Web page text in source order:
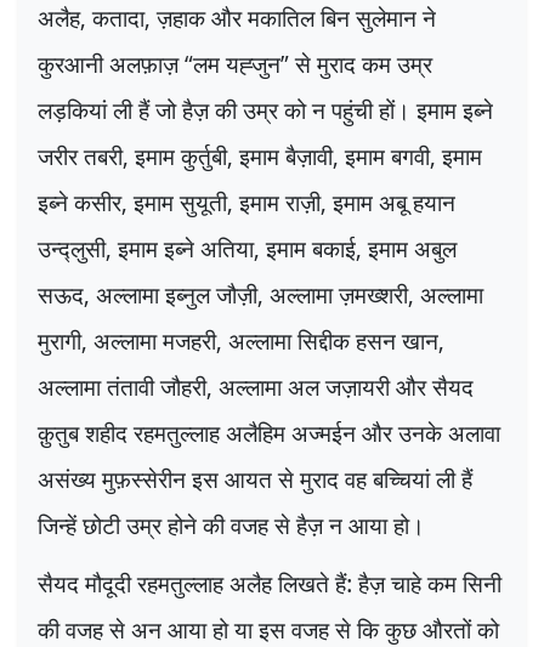
अलैह,कतादा,ज़हाक और मकातिल बिन सुलेमान ने
कुरआनी अलफ़ाज़“लम यह्जुन”से मुराद कम उम्र
लड़कियां ली हैं जो हैज़ की उम्र को न पहुंची हों। इमाम इब्ने
जरीर तबरी,इमाम कुर्तुबी,इमाम बैज़ावी,इमाम बगवी,इमाम
इब्ने कसीर,इमाम सुयूती,इमाम राज़ी,इमाम अबू हयान
उन्द्लुसी,इमाम इब्ने अतिया,इमाम बकाई,इमाम अबुल
सऊद, अल्लामा इब्नुल जौज़ी, अल्लामा ज़मख्शरी, अल्लामा
मुरागी, अल्लामा मजहरी, अल्लामा सिद्दीक हसन खान,
अल्लामा तंतावी जौहरी, अल्लामा अल जज़ायरी और सैयद
क़ुतुब शहीद रहमतुल्लाह अलैहिम अज्मईन और उनके अलावा
असंख्य मुफ़स्सेरीन इस आयत से मुराद वह बच्चियां ली हैं
जिन्हें छोटी उम्र होने की वजह से हैज़ न आया हो।
सैयद मौदूदी रहमतुल्लाह अलैह लिखते हैं: हैज़ चाहे कम सिनी
की वजह से अन आया हो या इस वजह से कि कुछ औरतों को